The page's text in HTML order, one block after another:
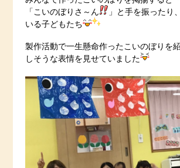
「こいのぼりさ～ん
」と手を振ったり
いる子どもたち
製作活動で一生懸命作ったこいのぼりを
しそうな表情を見せていました